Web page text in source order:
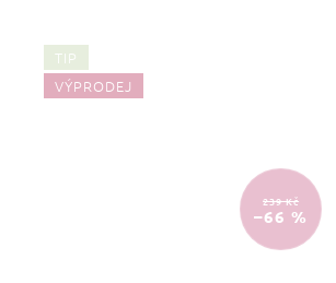
TIP
VÝPRODEJ
239 Kč
–66 %